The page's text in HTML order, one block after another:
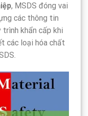
, MSDS đóng vai
các thông tin
khẩn cấp khi
các loại hóa chất